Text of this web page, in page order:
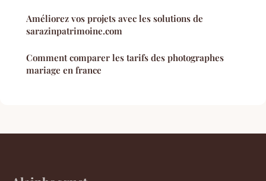
Améliorez vos projets avec les solutions de
sarazinpatrimoine.com
Comment comparer les tarifs des photographes
mariage en france